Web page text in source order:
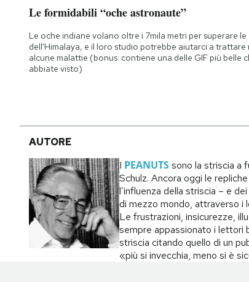
Notifiche mobile
Regala il Post
Hai bisogno di aiuto?
Esci
Le formidabili “oche astronaute”
Le oche indiane volano oltre i 7mila metri per superare le
dell'Himalaya, e il loro studio potrebbe aiutarci a trattare
alcune malattie (bonus: contiene una delle GIF più belle
abbiate visto)
AUTORE
I PEANUTSsono la striscia a
Schulz. Ancora oggi le
l’influenza della striscia – e
di mezzo mondo, attraverso i
Le frustrazioni, insicurezze,
sempre appassionato i lettori
striscia citando quello di un
«più si invecchia, meno si è